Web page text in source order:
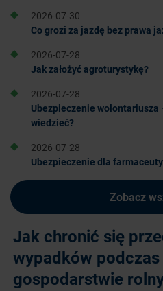
2026-07-30
Co grozi za jazdę bez prawa
2026-07-28
Jak założyć agroturystykę?
2026-07-28
Ubezpieczenie wolontariusza
wiedzieć?
2026-07-28
Ubezpieczenie dla
Zobacz
Jak chronić się
wypadków
gospodarstwie